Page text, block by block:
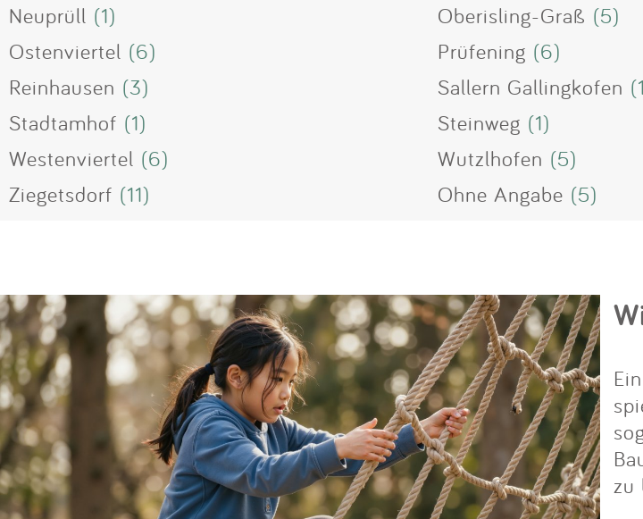
Neuprüll (1) Oberisling-Graß (5)
Ostenviertel (6) Prüfening (6)
Reinhausen (3) Sallern Gallingkofen
Stadtamhof (1) Steinweg (1)
Westenviertel (6) Wutzlhofen (5)
Ziegetsdorf (11) Ohne Angabe (5)
zu